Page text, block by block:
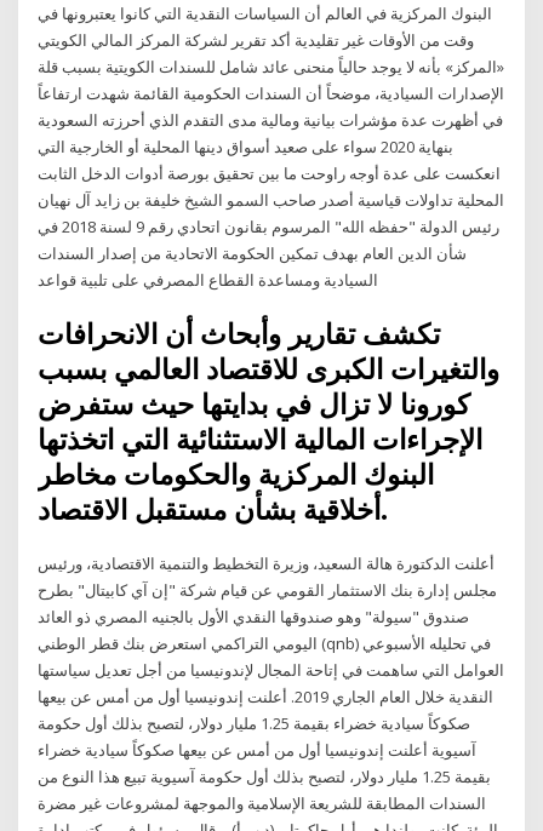
البنوك المركزية في العالم أن السياسات النقدية التي كانوا يعتبرونها في
وقت من الأوقات غير تقليدية أكد تقرير لشركة المركز المالي الكويتي
«المركز» بأنه لا يوجد حالياً منحنى عائد شامل للسندات الكويتية بسبب قلة
الإصدارات السيادية، موضحاً أن السندات الحكومية القائمة شهدت ارتفاعاً
في أظهرت عدة مؤشرات بيانية ومالية مدى التقدم الذي أحرزته السعودية
بنهاية 2020 سواء على صعيد أسواق دينها المحلية أو الخارجية التي
انعكست على عدة أوجه راوحت ما بين تحقيق بورصة أدوات الدخل الثابت
المحلية تداولات قياسية أصدر صاحب السمو الشيخ خليفة بن زايد آل نهيان
رئيس الدولة "حفظه الله" المرسوم بقانون اتحادي رقم 9 لسنة 2018 في
شأن الدين العام بهدف تمكين الحكومة الاتحادية من إصدار السندات
السيادية ومساعدة القطاع المصرفي على تلبية قواعد
تكشف تقارير وأبحاث أن الانحرافات
والتغيرات الكبرى للاقتصاد العالمي بسبب
كورونا لا تزال في بدايتها حيث ستفرض
الإجراءات المالية الاستثنائية التي اتخذتها
البنوك المركزية والحكومات مخاطر
أخلاقية بشأن مستقبل الاقتصاد.
أعلنت الدكتورة هالة السعيد، وزيرة التخطيط والتنمية الاقتصادية، ورئيس
مجلس إدارة بنك الاستثمار القومي عن قيام شركة "إن آي كابيتال" بطرح
صندوق "سيولة" وهو صندوقها النقدي الأول بالجنيه المصري ذو العائد
اليومي التراكمي استعرض بنك قطر الوطني (qnb) في تحليله الأسبوعي
العوامل التي ساهمت في إتاحة المجال لإندونيسيا من أجل تعديل سياستها
النقدية خلال العام الجاري 2019. أعلنت إندونيسيا أول من أمس عن بيعها
صكوكاً سيادية خضراء بقيمة 1.25 مليار دولار، لتصبح بذلك أول حكومة
آسيوية أعلنت إندونيسيا أول من أمس عن بيعها صكوكاً سيادية خضراء
بقيمة 1.25 مليار دولار، لتصبح بذلك أول حكومة آسيوية تبيع هذا النوع من
السندات المطابقة للشريعة الإسلامية والموجهة لمشروعات غير مضرة